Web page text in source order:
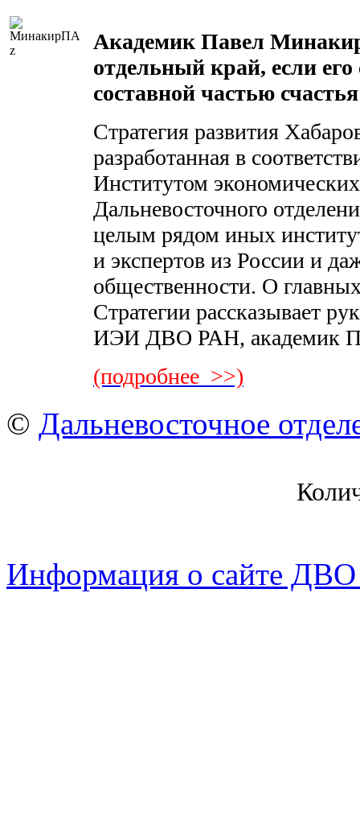
Академик Павел
отдельный край, если его
составной частью
Стратегия развития
разработанная в
Институтом
Дальневосточного
целым рядом иных
и экспертов из России и
общественности. О
Стратегии рассказывает
ИЭИ ДВО РАН, академик
(подробнее >>)
© Дальневосточное
Информация о сайте